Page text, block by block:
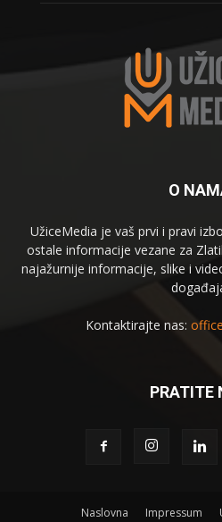
O
UžiceMedia je vaš prvi i pravi
ostale informacije vezane za
najažurnije informacije, slike i
Kontaktirajte nas:
PRATITE
Naslovna Impressum